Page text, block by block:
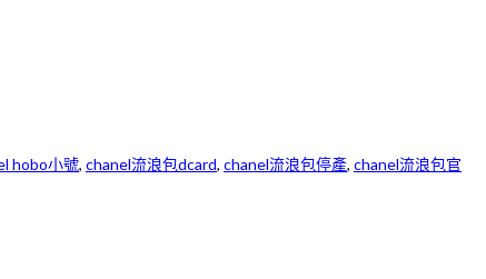
hobo小號, chanel流浪包dcard, chanel流浪包停產, chanel流浪包官